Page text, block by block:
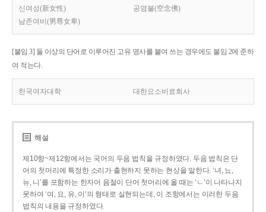
신여성(新女性)
공염불(空念佛)
남존여비(男尊女卑)
[붙임 3] 둘 이상의 단어로 이루어진 고유 명사를 붙여 쓰는 경우에도 붙임 2에 준하
여 적는다.
한국여자대학 대한요소비료회사
해설
제10항~제12항에서는 국어의 두음 법칙을 규정하였다. 두음 법칙은 단
어의 첫머리에 특정한 소리가 출현하지 못하는 현상을 말한다. ‘녀, 뇨,
뉴, 니’를 포함하는 한자어 음절이 단어 첫머리에 올 때는 ‘ㄴ’이 나타나지
못하여 ‘여, 요, 유, 이’의 형태로 실현되는데, 이 조항에서는 이러한 두음
법칙의 내용을 규정하였다.